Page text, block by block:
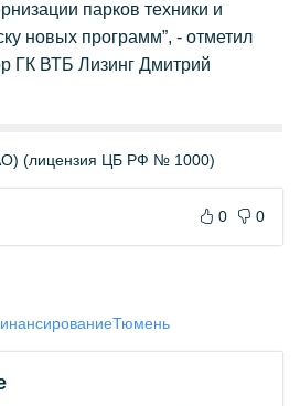
парков техники и
новых программ”, - отметил
ГК ВТБ Лизинг Дмитрий
(лицензия ЦБ РФ № 1000)
0 0
Тюмень